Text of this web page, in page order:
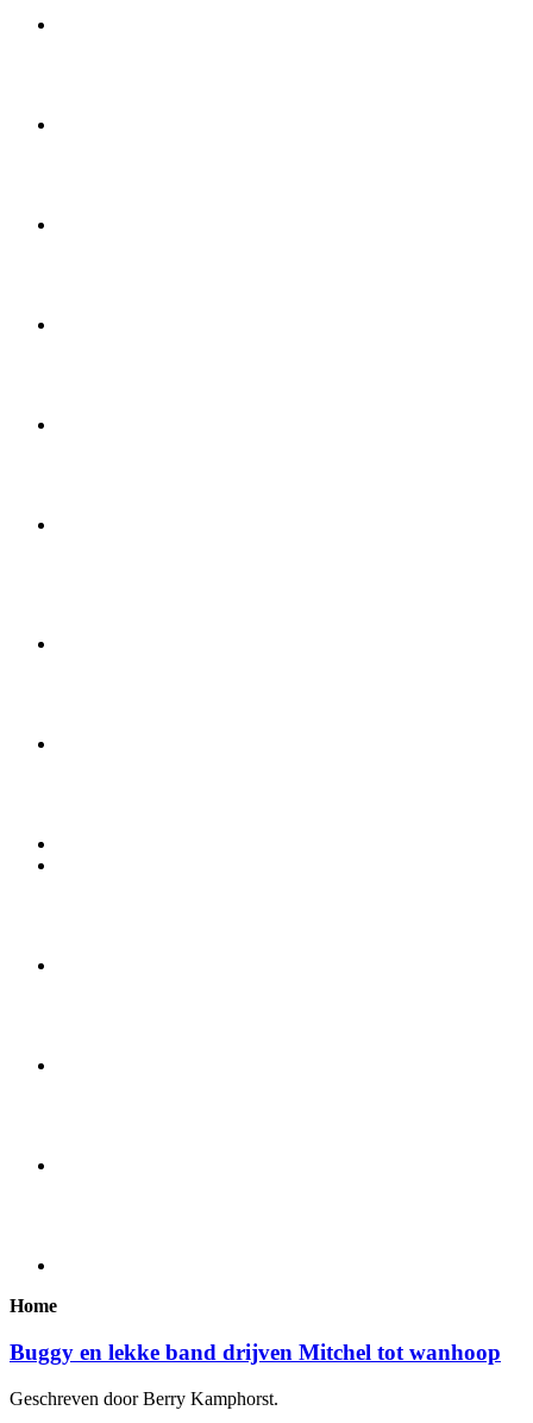
Home
Buggy en lekke band drijven Mitchel tot wanhoop
Geschreven door Berry Kamphorst.